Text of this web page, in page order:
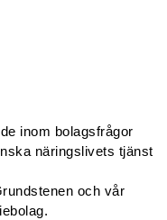
inom bolagsfrågor
näringslivets tjänst
och vår